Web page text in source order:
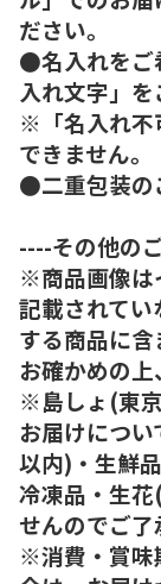
ださい。
●名入れをご
入れ文字」を
※「名入れ不
できません。
●二重包装の
----その他の
※商品画像は
記載されて
する商品に
お確かめの上
※島しょ(東
お届けにつ
以内)・生鮮
冷凍品・生
せんのでご了
※消費・賞味